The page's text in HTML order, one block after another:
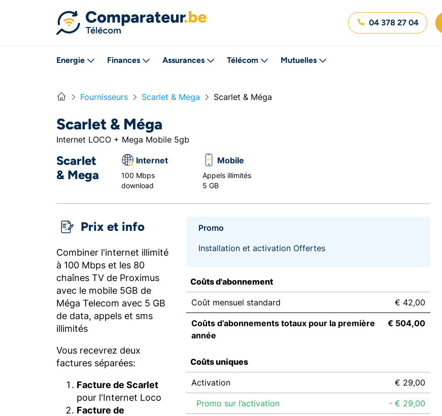
04 378 27 04
Energie Finances Assurances Télécom Mutuelles
Home Fournisseurs Scarlet & Mega Scarlet & Méga
Scarlet & Méga
Internet LOCO + Mega Mobile 5gb
Scarlet
& Mega
Internet
100 Mbps
download
Mobile
Appels illimités
5 GB
Prix et info
Combiner l'internet illimité
à 100 Mbps et les 80
chaînes TV de Proximus
avec le mobile 5GB de
Méga Telecom avec 5 GB
de data, appels et sms
illimités
Vous recevrez deux
factures séparées:
Facture de Scarlet
pour l'Internet Loco
Facture de
Promo
Installation et activation Offertes
Coûts d'abonnement
Coût mensuel standard € 42,00
Coûts d’abonnements totaux pour la première
année
€ 504,00
Coûts uniques
Activation € 29,00
Promo sur l’activation - € 29,00